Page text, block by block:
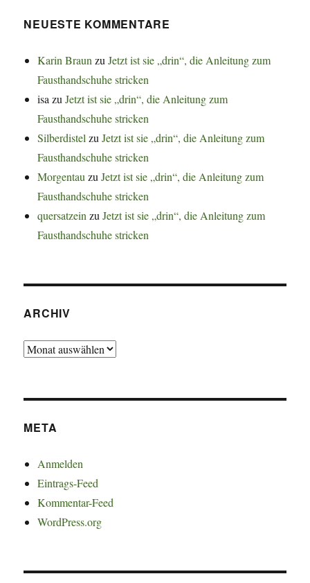
NEUESTE KOMMENTARE
Karin Braun zuJetzt ist sie „drin“, die Anleitung zum
Fausthandschuhe stricken
isa zuJetzt ist sie „drin“, die Anleitung zum
Fausthandschuhe stricken
Silberdistel zuJetzt ist sie „drin“, die Anleitung zum
Fausthandschuhe stricken
Morgentau zuJetzt ist sie „drin“, die Anleitung zum
Fausthandschuhe stricken
quersatzein zuJetzt ist sie „drin“, die Anleitung zum
Fausthandschuhe stricken
ARCHIV
Archiv
META
Anmelden
Eintrags-Feed
Kommentar-Feed
WordPress.org